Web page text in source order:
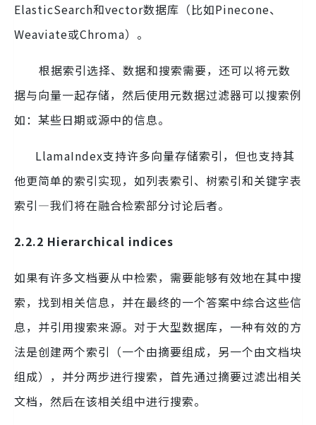
ElasticSearch和vector数据库（比如Pinecone、
Weaviate或Chroma）。
根据索引选择、数据和搜索需要，还可以将元数
据与向量一起存储，然后使用元数据过滤器可以搜索例
如：某些日期或源中的信息。
LlamaIndex支持许多向量存储索引，但也支持其
他更简单的索引实现，如列表索引、树索引和关键字表
索引—我们将在融合检索部分讨论后者。
2.2.2 Hierarchical indices
如果有许多文档要从中检索，需要能够有效地在其中搜
索，找到相关信息，并在最终的一个答案中综合这些信
息，并引用搜索来源。对于大型数据库，一种有效的方
法是创建两个索引（一个由摘要组成，另一个由文档块
组成），并分两步进行搜索，首先通过摘要过滤出相关
文档，然后在该相关组中进行搜索。